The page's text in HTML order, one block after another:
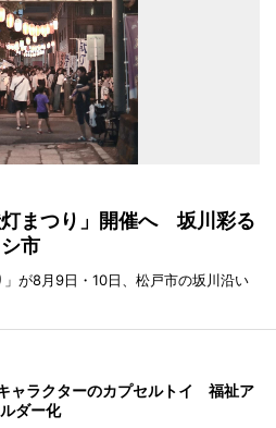
まつり」開催へ 坂川彩る
市
」が8月9日・10日、松戸市の坂川沿い
ャラクターのカプセルトイ 福祉ア
ダー化